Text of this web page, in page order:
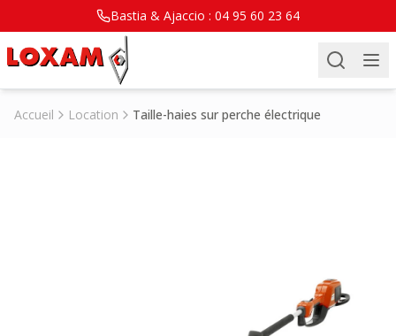
Bastia & Ajaccio : 04 95 60 23 64
Accueil Location Taille-haies sur perche électrique